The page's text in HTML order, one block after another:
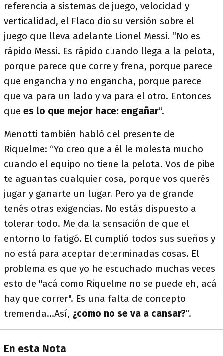
referencia a sistemas de juego, velocidad y
verticalidad, el Flaco dio su versión sobre el
juego que lleva adelante Lionel Messi. “No es
rápido Messi. Es rápido cuando llega a la pelota,
porque parece que corre y frena, porque parece
que engancha y no engancha, porque parece
que va para un lado y va para el otro. Entonces
que es lo que mejor hace: engañar”.
Menotti también habló del presente de
Riquelme: “Yo creo que a él le molesta mucho
cuando el equipo no tiene la pelota. Vos de pibe
te aguantas cualquier cosa, porque vos querés
jugar y ganarte un lugar. Pero ya de grande
tenés otras exigencias. No estás dispuesto a
tolerar todo. Me da la sensación de que el
entorno lo fatigó. El cumplió todos sus sueños y
no está para aceptar determinadas cosas. El
problema es que yo he escuchado muchas veces
esto de "acá como Riquelme no se puede eh, acá
hay que correr". Es una falta de concepto
tremenda...Así, ¿como no se va a cansar?”.
En esta Nota